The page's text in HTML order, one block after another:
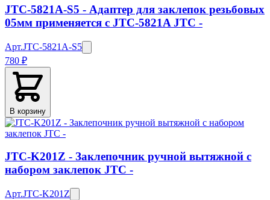
JTC-5821A-S5 - Адаптер для заклепок резьбовых
05мм применяется с JTC-5821A JTC -
Арт.JTC-5821A-S5
780 ₽
В корзину
JTC-K201Z - Заклепочник ручной вытяжной с
набором заклепок JTC -
Арт.JTC-K201Z